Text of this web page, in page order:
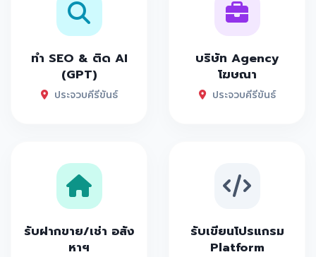
ทำ SEO & ติด AI
(GPT)
ประจวบคีรีขันธ์
บริษัท Agency
โฆษณา
ประจวบคีรีขันธ์
รับฝากขาย/เช่า อสัง
หาฯ
รับเขียนโปรแกรม
Platform